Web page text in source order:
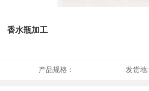
香水瓶加工
产品规格： 发货地: